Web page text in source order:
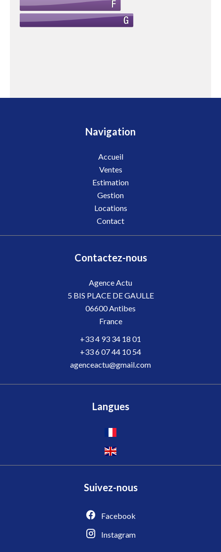
Navigation
Accueil
Ventes
Estimation
Gestion
Locations
Contact
Contactez-nous
Agence Actu
5 BIS PLACE DE GAULLE
06600Antibes
France
+33 4 93 34 18 01
+33 6 07 44 10 54
agenceactu@gmail.com
Langues
Suivez-nous
Facebook
Instagram